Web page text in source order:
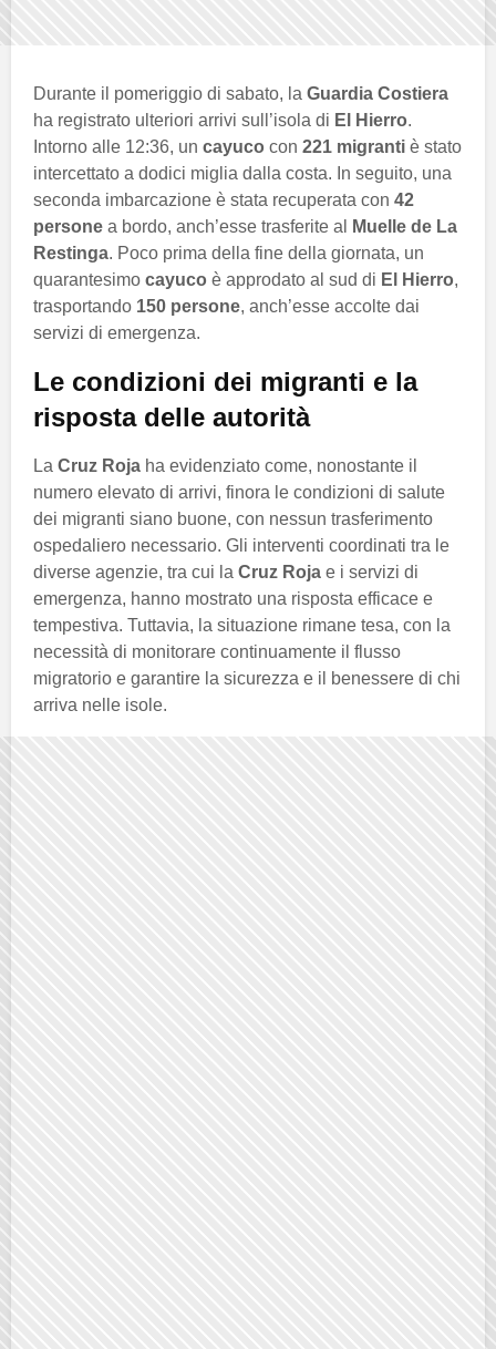
Durante il pomeriggio di sabato, la Guardia Costiera
ha registrato ulteriori arrivi sull’isola di El Hierro.
Intorno alle 12:36, un cayuco con 221 migranti è stato
intercettato a dodici miglia dalla costa. In seguito, una
seconda imbarcazione è stata recuperata con 42
persone a bordo, anch’esse trasferite al
Muelle de La
Restinga. Poco prima della fine della giornata, un
quarantesimo cayuco è approdato al sud di El Hierro,
trasportando 150 persone, anch’esse accolte dai
servizi di emergenza.
Le condizioni dei migranti e la
risposta delle autorità
La Cruz Roja ha evidenziato come, nonostante il
numero elevato di arrivi, finora le condizioni di salute
dei migranti siano buone, con nessun trasferimento
ospedaliero necessario. Gli interventi coordinati tra le
diverse agenzie, tra cui la Cruz Roja e i servizi di
emergenza, hanno mostrato una risposta efficace e
tempestiva. Tuttavia, la situazione rimane tesa, con la
necessità di monitorare continuamente il flusso
migratorio e garantire la sicurezza e il benessere di chi
arriva nelle isole.